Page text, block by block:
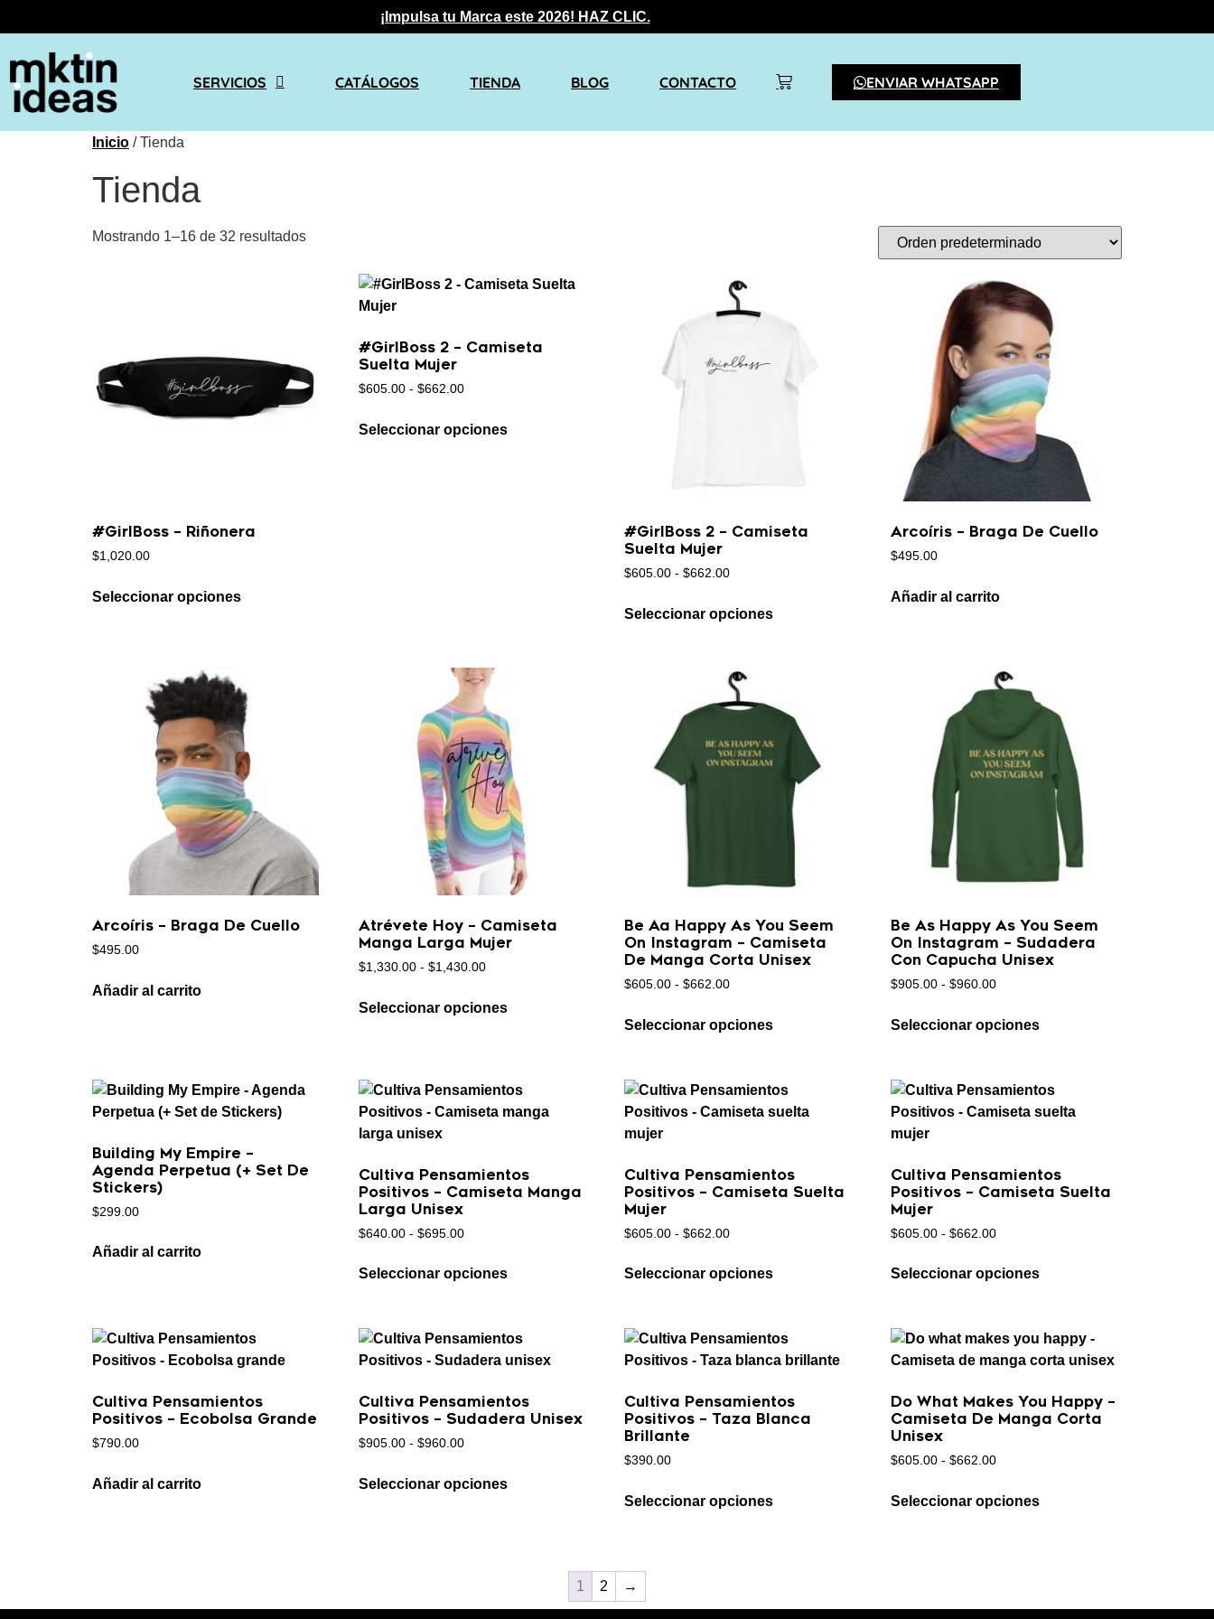
¡Impulsa tu Marca este 2026! HAZ CLIC.
SERVICIOS CATÁLOGOS TIENDA BLOG CONTACTO ENVIAR WHATSAPP
Inicio / Tienda
Tienda
Mostrando 1–16 de 32 resultados
#GirlBoss – Riñonera
$1,020.00
Seleccionar opciones
#GirlBoss 2 – Camiseta
Suelta Mujer
$605.00 - $662.00
Seleccionar opciones
#GirlBoss 2 – Camiseta
Suelta Mujer
$605.00 - $662.00
Seleccionar opciones
Arcoíris – Braga De Cuello
$495.00
Añadir al carrito
Arcoíris – Braga De Cuello
$495.00
Añadir al carrito
Atrévete Hoy – Camiseta
Manga Larga Mujer
$1,330.00 - $1,430.00
Seleccionar opciones
Be Aa Happy As You Seem
On Instagram – Camiseta
De Manga Corta Unisex
$605.00 - $662.00
Seleccionar opciones
Be As Happy As You Seem
On Instagram – Sudadera
Con Capucha Unisex
$905.00 - $960.00
Seleccionar opciones
Building My Empire –
Agenda Perpetua (+ Set De
Stickers)
$299.00
Añadir al carrito
Cultiva Pensamientos
Positivos – Camiseta Manga
Larga Unisex
$640.00 - $695.00
Seleccionar opciones
Cultiva Pensamientos
Positivos – Camiseta Suelta
Mujer
$605.00 - $662.00
Seleccionar opciones
Cultiva Pensamientos
Positivos – Camiseta Suelta
Mujer
$605.00 - $662.00
Seleccionar opciones
Cultiva Pensamientos
Positivos – Ecobolsa Grande
$790.00
Añadir al carrito
Cultiva Pensamientos
Positivos – Sudadera Unisex
$905.00 - $960.00
Seleccionar opciones
Cultiva Pensamientos
Positivos – Taza Blanca
Brillante
$390.00
Seleccionar opciones
Do What Makes You Happy –
Camiseta De Manga Corta
Unisex
$605.00 - $662.00
Seleccionar opciones
1 2 →